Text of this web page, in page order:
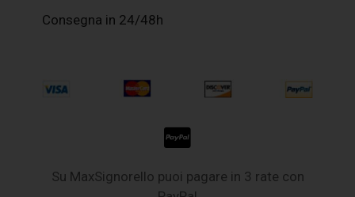
Consegna in 24/48h
Su MaxSignorello puoi pagare in 3 rate con